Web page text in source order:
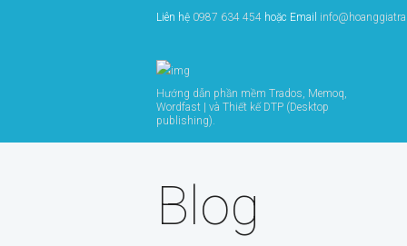
Liên hệ 0987 634 454 hoặc Email
Hướng dẫn phần mềm Trados, Memoq,
Wordfast | và Thiết kế DTP (Desktop
publishing).
Blog